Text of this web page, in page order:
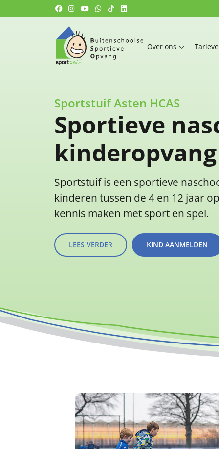
Over ons
Sportstuif Asten HCAS
Sportieve
kinderopvang
Sportstuif is een sportieve
kinderen tussen de 4 en 12 jaar
kennis maken met sport en spel.
LEES VERDER KIND AANMELDEN